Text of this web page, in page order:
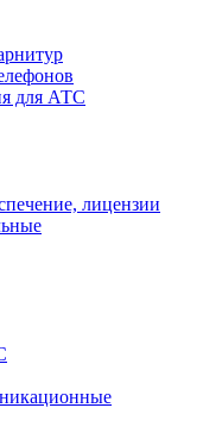
для АТС
лицензии